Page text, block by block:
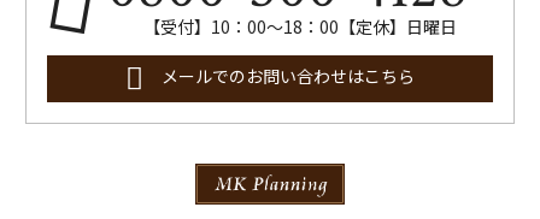
【受付】10：00～18：00【定休】日曜日
メールでのお問い合わせはこちら